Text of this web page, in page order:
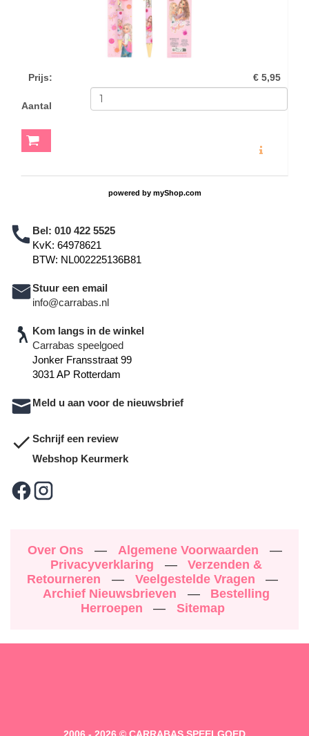
Prijs: € 5,95
Aantal
powered by myShop.com
Bel: 010 422 5525
KvK: 64978621
BTW: NL002225136B81
Stuur een email
info@carrabas.nl
Kom langs in de winkel
Carrabas speelgoed
Jonker Fransstraat 99
3031 AP Rotterdam
Meld u aan voor de nieuwsbrief
Schrijf een review
Webshop Keurmerk
Over Ons — Algemene Voorwaarden
—
Privacyverklaring
—
Verzenden &
Retourneren
— Veelgestelde Vragen
—
Archief Nieuwsbrieven
—
Bestelling
Herroepen
— Sitemap